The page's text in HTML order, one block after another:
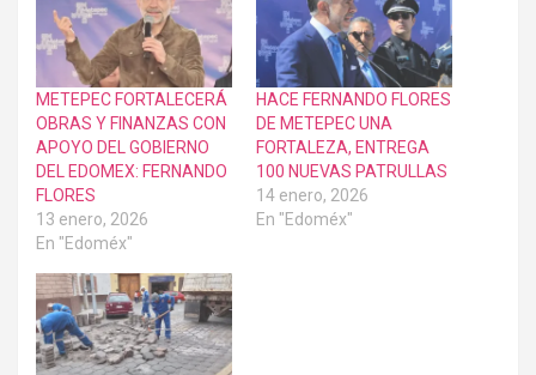
METEPEC FORTALECERÁ
OBRAS Y FINANZAS CON
APOYO DEL GOBIERNO
DEL EDOMEX: FERNANDO
FLORES
13 enero, 2026
En "Edoméx"
HACE FERNANDO FLORES
DE METEPEC UNA
FORTALEZA, ENTREGA
100 NUEVAS PATRULLAS
14 enero, 2026
En "Edoméx"